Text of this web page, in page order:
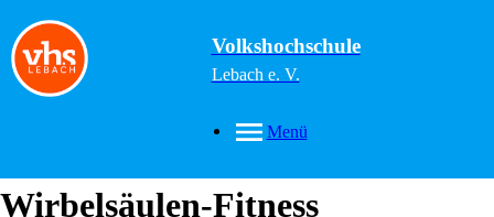
Volkshochschule
Lebach e. V.
Menü
Wirbelsäulen-Fitness